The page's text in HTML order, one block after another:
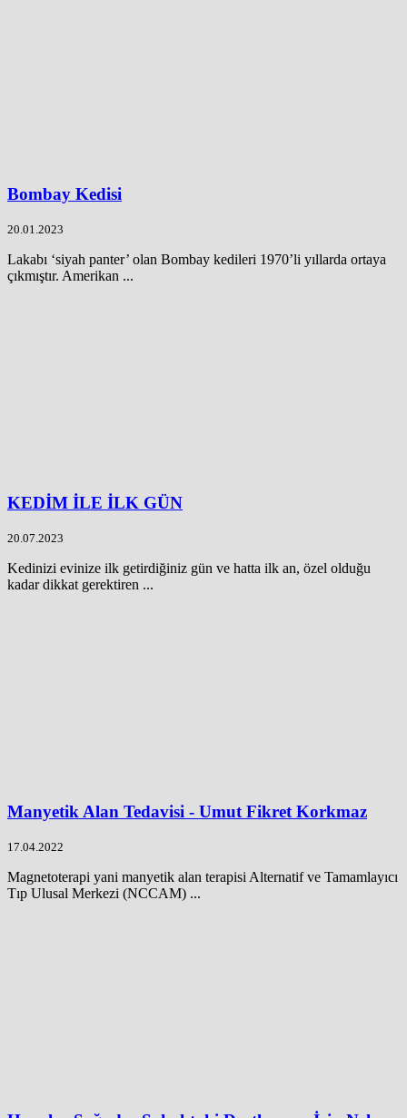
Bombay Kedisi
20.01.2023
Lakabı ‘siyah panter’ olan Bombay kedileri 1970’li yıllarda ortaya
çıkmıştır. Amerikan ...
KEDİM İLE İLK GÜN
20.07.2023
Kedinizi evinize ilk getirdiğiniz gün ve hatta ilk an, özel olduğu
kadar dikkat gerektiren ...
Manyetik Alan Tedavisi - Umut Fikret Korkmaz
17.04.2022
Magnetoterapi yani manyetik alan terapisi Alternatif ve Tamamlayıcı
Tıp Ulusal Merkezi (NCCAM) ...